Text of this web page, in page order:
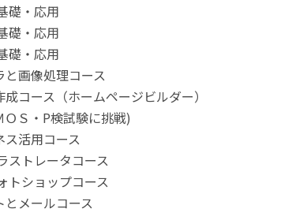
礎・応用
礎・応用
礎・応用
画像処理コース
コース（ホームページビルダー）
Ｓ・P検試験に挑戦)
活用コース
ストレータコース
トショップコース
メールコース